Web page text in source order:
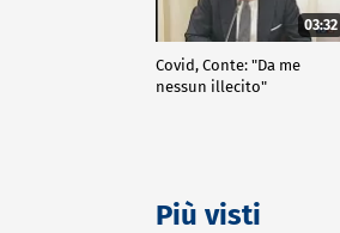
03:32
Covid, Conte: "Da me
nessun illecito"
Più visti